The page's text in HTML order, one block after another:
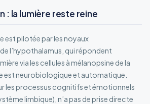
: la lumière reste reine
est pilotée par les noyaux
l’hypothalamus, qui répondent
via les cellules à mélanopsine de la
est neurobiologique et automatique.
les processus cognitifs et émotionnels
limbique), n’a pas de prise directe